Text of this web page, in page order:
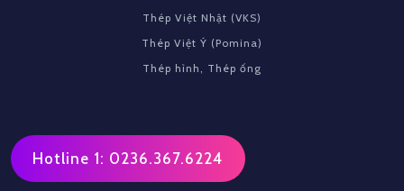
Thép Việt Nhật (VKS)
Thép Việt Ý (Pomina)
Thép hình, Thép ống
Hotline 1: 0236.367.6224